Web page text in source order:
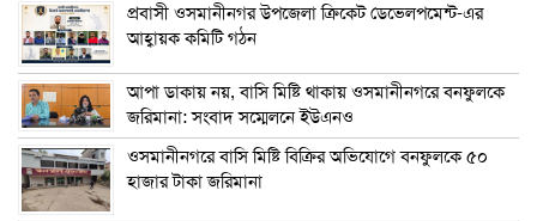
প্রবাসী ওসমানীনগর উপজেলা ক্রিকেট ডেভেলপমেন্ট-এর
আহ্বায়ক কমিটি গঠন
আপা ডাকায় নয়, বাসি মিষ্টি থাকায় ওসমানীনগরে বনফুলকে
জরিমানা: সংবাদ সম্মেলনে ইউএনও
ওসমানীনগরে বাসি মিষ্টি বিক্রির অভিযোগে বনফুলকে ৫০
হাজার টাকা জরিমানা